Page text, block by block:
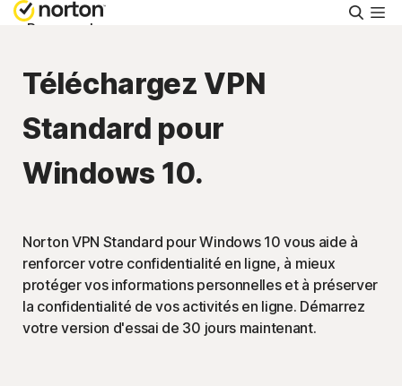
Personnel
Small Business
Ressources
Essayer gratuitement
France
Téléchargez VPN
Standard pour
Windows 10.
Norton VPN Standard pour Windows 10 vous aide à
renforcer votre confidentialité en ligne, à mieux
protéger vos informations personnelles et à préserver
la confidentialité de vos activités en ligne. Démarrez
votre version d'essai de 30 jours maintenant.